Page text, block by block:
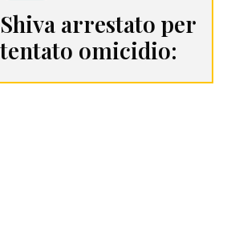
Shiva arrestato per
tentato omicidio:
spara a due ragazzi a